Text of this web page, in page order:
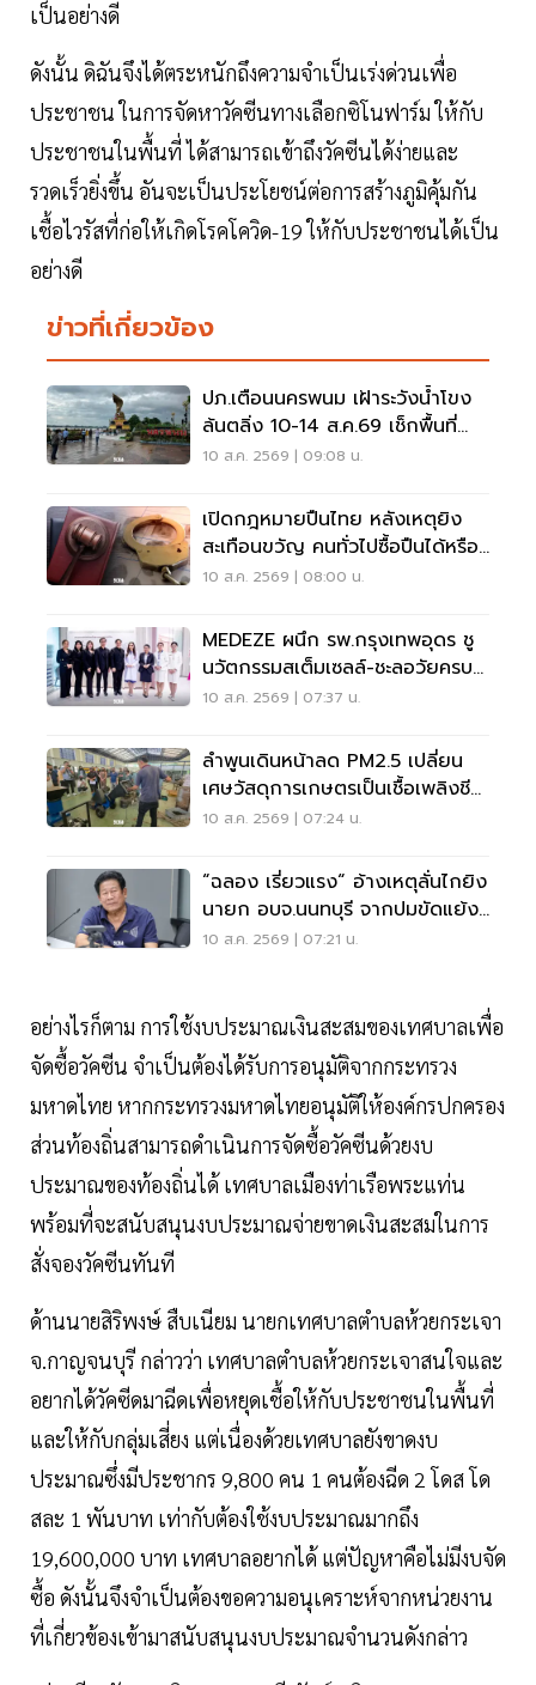
เป็นอย่างดี
ดังนั้น ดิฉันจึงได้ตระหนักถึงความจำเป็นเร่งด่วนเพื่อ
ประชาชน ในการจัดหาวัคซีนทางเลือกซิโนฟาร์ม ให้กับ
ประชาชนในพื้นที่ ได้สามารถเข้าถึงวัคซีนได้ง่ายและ
รวดเร็วยิ่งขึ้น อันจะเป็นประโยชน์ต่อการสร้างภูมิคุ้มกัน
เชื้อไวรัสที่ก่อให้เกิดโรคโควิด-19 ให้กับประชาชนได้เป็น
อย่างดี
ข่าวที่เกี่ยวข้อง
ปภ.เตือนนครพนม เฝ้าระวังน้ำโขง
ล้นตลิ่ง 10-14 ส.ค.69 เช็กพื้นที่
เสี่ยงด่วน
10 ส.ค. 2569 | 09:08 น.
เปิดกฎหมายปืนไทย หลังเหตุยิง
สะเทือนขวัญ คนทั่วไปซื้อปืนได้หรือ
ไม่?
10 ส.ค. 2569 | 08:00 น.
MEDEZE ผนึก รพ.กรุงเทพอุดร ชู
นวัตกรรมสเต็มเซลล์-ชะลอวัยครบ
วงจร
10 ส.ค. 2569 | 07:37 น.
ลำพูนเดินหน้าลด PM2.5 เปลี่ยน
เศษวัสดุการเกษตรเป็นเชื้อเพลิงชีว
มวล
10 ส.ค. 2569 | 07:24 น.
“ฉลอง เรี่ยวแรง“ อ้างเหตุลั่นไกยิง
นายก อบจ.นนทบุรี จากปมขัดแย้ง
เรื่องเงิน
10 ส.ค. 2569 | 07:21 น.
อย่างไรก็ตาม การใช้งบประมาณเงินสะสมของเทศบาลเพื่อ
จัดซื้อวัคซีน จำเป็นต้องได้รับการอนุมัติจากกระทรวง
มหาดไทย หากกระทรวงมหาดไทยอนุมัติให้องค์กรปกครอง
ส่วนท้องถิ่นสามารถดำเนินการจัดซื้อวัคซีนด้วยงบ
ประมาณของท้องถิ่นได้ เทศบาลเมืองท่าเรือพระแท่น
พร้อมที่จะสนับสนุนงบประมาณจ่ายขาดเงินสะสมในการ
สั่งจองวัคซีนทันที
ด้านนายสิริพงษ์ สืบเนียม นายกเทศบาลตำบลห้วยกระเจา
จ.กาญจนบุรี กล่าวว่า เทศบาลตำบลห้วยกระเจาสนใจและ
อยากได้วัคซีดมาฉีดเพื่อหยุดเชื้อให้กับประชาชนในพื้นที่
และให้กับกลุ่มเสี่ยง แต่เนื่องด้วยเทศบาลยังขาดงบ
ประมาณซึ่งมีประชากร 9,800 คน 1 คนต้องฉีด 2 โดส โด
สละ 1 พันบาท เท่ากับต้องใช้งบประมาณมากถึง
19,600,000 บาท เทศบาลอยากได้ แต่ปัญหาคือไม่มีงบจัด
ซื้อ ดังนั้นจึงจำเป็นต้องขอความอนุเคราะห์จากหน่วยงาน
ที่เกี่ยวข้องเข้ามาสนับสนุนงบประมาณจำนวนดังกล่าว